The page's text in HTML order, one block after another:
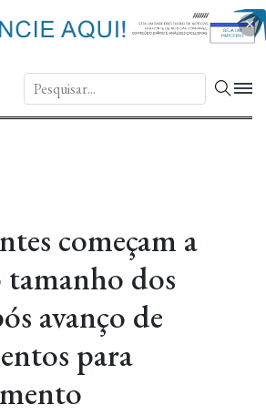
×
DN.
começam a
dos
avanço de
para